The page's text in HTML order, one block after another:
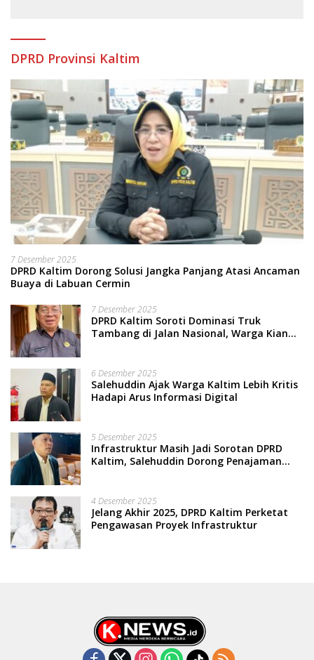
DPRD Provinsi Kaltim
7 Desember 2025
DPRD Kaltim Dorong Solusi Jangka Panjang Atasi Ancaman
Buaya di Labuan Cermin
7 Desember 2025
DPRD Kaltim Soroti Dominasi Truk
Tambang di Jalan Nasional, Warga Kian
6 Desember 2025
Salehuddin Ajak Warga Kaltim Lebih Kritis
Hadapi Arus Informasi Digital
5 Desember 2025
Infrastruktur Masih Jadi Sorotan DPRD
Kaltim, Salehuddin Dorong Penajaman
4 Desember 2025
Jelang Akhir 2025, DPRD Kaltim Perketat
Pengawasan Proyek Infrastruktur